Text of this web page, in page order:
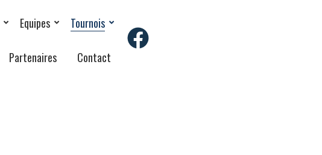
Equipes Tournois
Partenaires Contact